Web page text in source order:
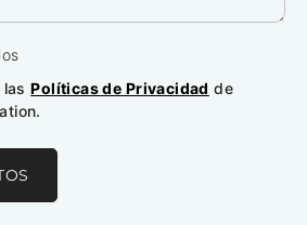
lasPolíticas de Privacidad de